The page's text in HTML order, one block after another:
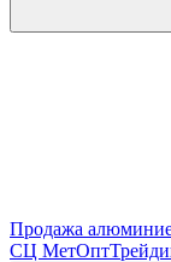
Продажа
СЦ